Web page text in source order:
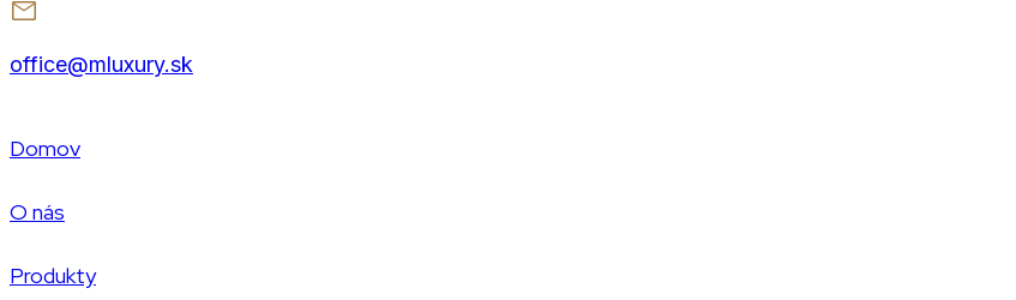
office@mluxury.sk
Domov
O nás
Produkty